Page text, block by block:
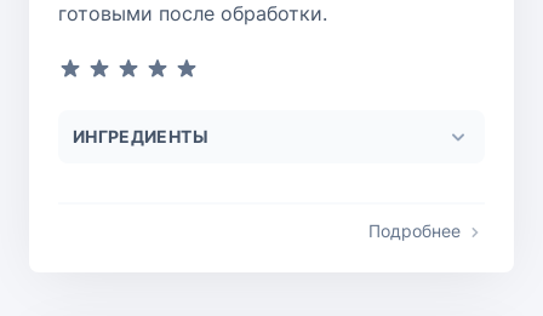
готовыми после обработки.
ИНГРЕДИЕНТЫ
Подробнее